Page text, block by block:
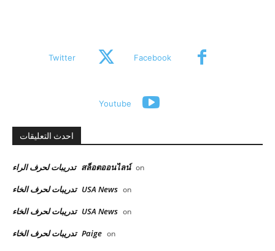
Facebook
Twitter
Youtube
احدث التعليقات
สล็อตออนไลน์ on
تدريبات لحرف الراء
USA News on
تدريبات لحرف الخاء
USA News on
تدريبات لحرف الخاء
Paige on
تدريبات لحرف الخاء